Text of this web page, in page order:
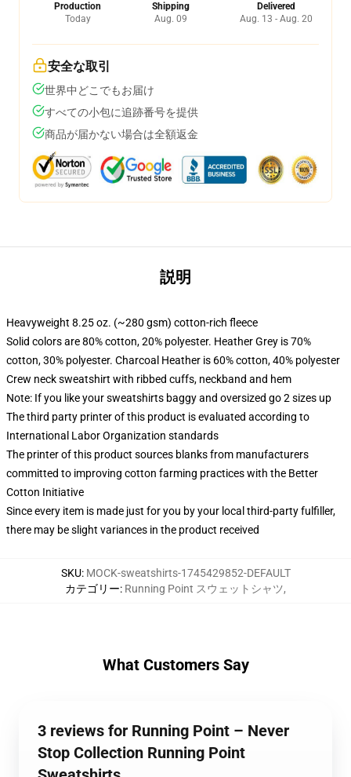
Production
Today
Shipping
Aug. 09
Delivered
Aug. 13 - Aug. 20
安全な取引
世界中どこでもお届け
すべての小包に追跡番号を提供
商品が届かない場合は全額返金
説明
Heavyweight 8.25 oz. (~280 gsm) cotton-rich fleece
Solid colors are 80% cotton, 20% polyester. Heather Grey is 70%
cotton, 30% polyester. Charcoal Heather is 60% cotton, 40% polyester
Crew neck sweatshirt with ribbed cuffs, neckband and hem
Note: If you like your sweatshirts baggy and oversized go 2 sizes up
The third party printer of this product is evaluated according to
International Labor Organization standards
The printer of this product sources blanks from manufacturers
committed to improving cotton farming practices with the Better
Cotton Initiative
Since every item is made just for you by your local third-party fulfiller,
there may be slight variances in the product received
SKU: MOCK-sweatshirts-1745429852-DEFAULT
カテゴリー: Running Point スウェットシャツ,
What Customers Say
3 reviews for Running Point – Never
Stop Collection Running Point